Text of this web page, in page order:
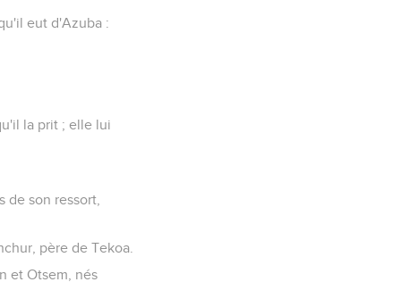
eut d'Azuba :
la prit ; elle lui
de son ressort,
père de Tekoa.
et Otsem, nés